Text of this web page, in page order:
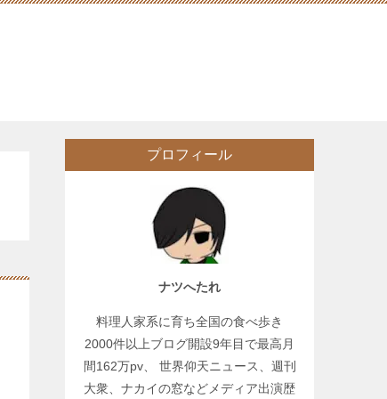
プロフィール
ナツへたれ
料理人家系に育ち全国の食べ歩き
2000件以上ブログ開設9年目で最高月
間162万pv、 世界仰天ニュース、週刊
大衆、ナカイの窓などメディア出演歴